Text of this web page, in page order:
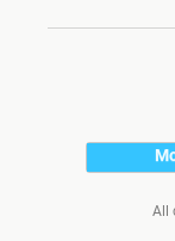
All